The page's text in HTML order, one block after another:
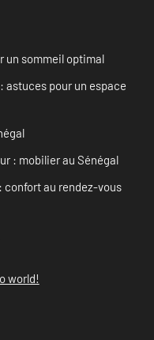
un sommeil optimal
astuces pour un espace
: mobilier au Sénégal
confort au rendez-vous
world!